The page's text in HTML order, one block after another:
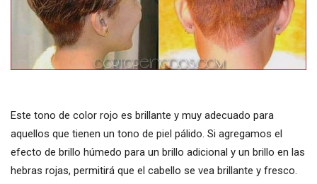
Este tono de color rojo es brillante y muy adecuado para
aquellos que tienen un tono de piel pálido. Si agregamos el
efecto de brillo húmedo para un brillo adicional y un brillo en las
hebras rojas, permitirá que el cabello se vea brillante y fresco.